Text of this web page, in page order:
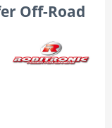
Off-Road